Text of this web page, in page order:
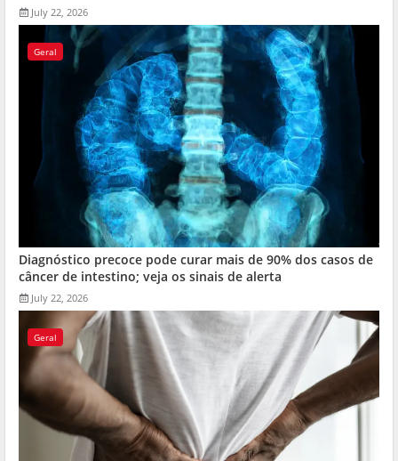
July 22, 2026
Geral
Diagnóstico precoce pode curar mais de 90% dos casos de
câncer de intestino; veja os sinais de alerta
July 22, 2026
Geral